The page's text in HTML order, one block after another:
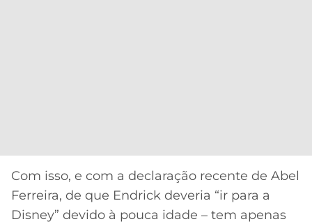
2026
GRÊMIO
ATLÉTICO
MG
Com isso, e com a declaração recente de Abel
Ferreira, de que Endrick deveria “ir para a
Disney” devido à pouca idade – tem apenas